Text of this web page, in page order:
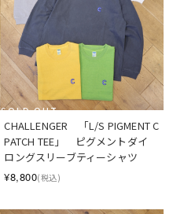
SOLD OUT
CHALLENGER　「L/S PIGMENT C
PATCH TEE」　ピグメントダイ
ロングスリーブティーシャツ
¥8,800(税込)